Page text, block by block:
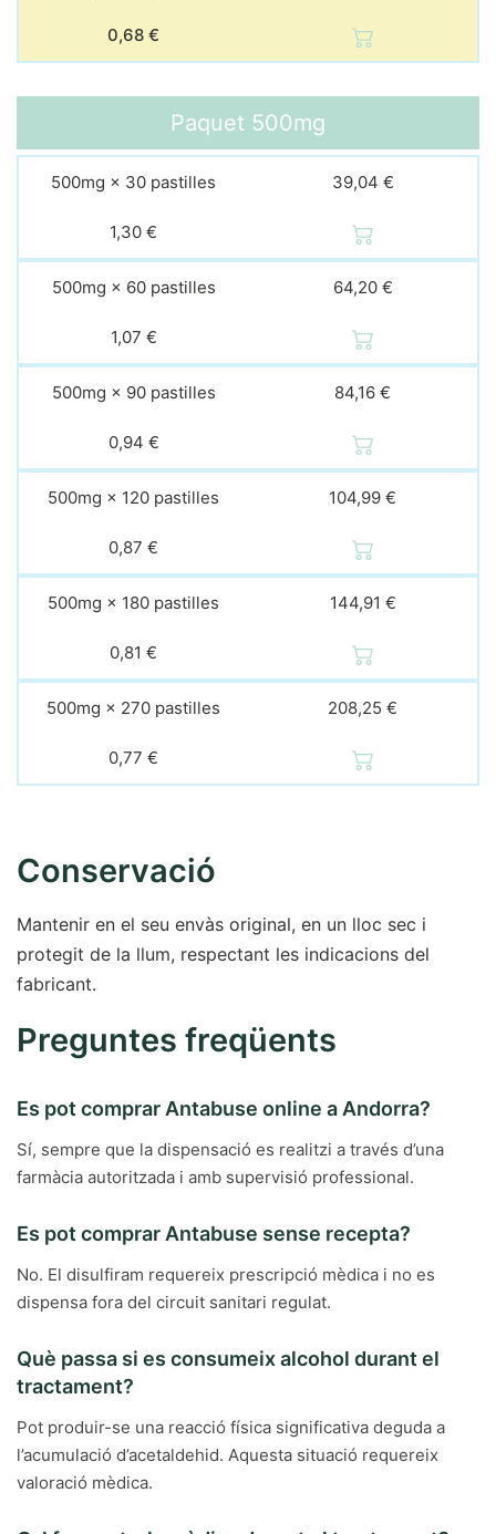
0,68 €
Paquet 500mg
500mg × 30 pastilles 39,04 €
1,30 €
500mg × 60 pastilles 64,20 €
1,07 €
500mg × 90 pastilles 84,16 €
0,94 €
500mg × 120 pastilles 104,99 €
0,87 €
500mg × 180 pastilles 144,91 €
0,81 €
500mg × 270 pastilles 208,25 €
0,77 €
Conservació
Mantenir en el seu envàs original, en un lloc sec i
protegit de la llum, respectant les indicacions del
fabricant.
Preguntes freqüents
Es pot comprar Antabuse online a Andorra?
Sí, sempre que la dispensació es realitzi a través d’una
farmàcia autoritzada i amb supervisió professional.
Es pot comprar Antabuse sense recepta?
No. El disulfiram requereix prescripció mèdica i no es
dispensa fora del circuit sanitari regulat.
Què passa si es consumeix alcohol durant el
tractament?
Pot produir-se una reacció física significativa deguda a
l’acumulació d’acetaldehid. Aquesta situació requereix
valoració mèdica.